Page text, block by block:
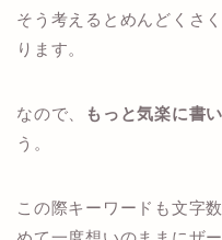
そう考えるとめんどくさ
ります。
なので、 もっと気楽に書
う。
この際キーワードも文字